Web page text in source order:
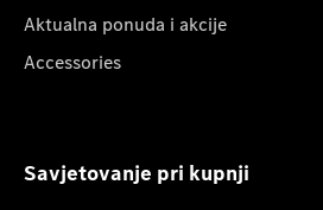
Aktualna ponuda i akcije
Accessories
Savjetovanje pri kupnji